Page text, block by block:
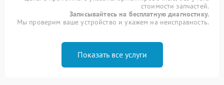
стоимости запчастей.
Записывайтесь на бесплатную диагностику.
Мы проверим ваше устройство и укажем на неисправность.
Показать все услуги